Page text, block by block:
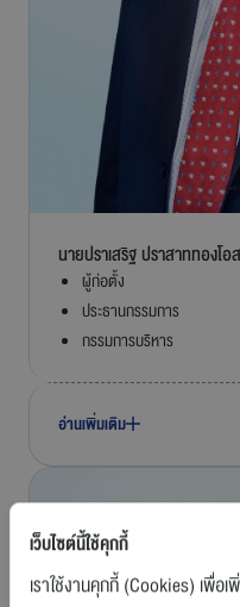
สายกา
นายปราเสริฐ ปราสาททองโอ
ผู้ก่อตั้ง
ประธานกรรมการ
กรรมการบริหาร
อ่านเพิ่มเติม
เว็บไซต์นี้ใช้คุกกี้
เราใช้งานคุกกี้ (Cookies) เพื่อ